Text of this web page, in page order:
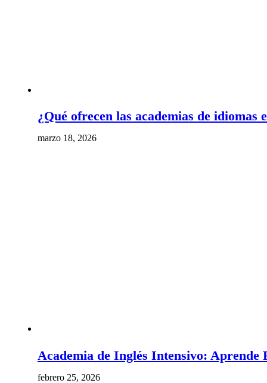
¿Qué ofrecen las academias de
marzo 18, 2026
Academia de Inglés Intensivo: Aprende
febrero 25, 2026